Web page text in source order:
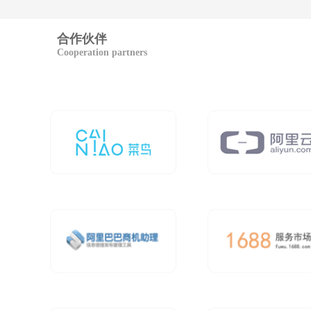
合作伙伴
Cooperation partners